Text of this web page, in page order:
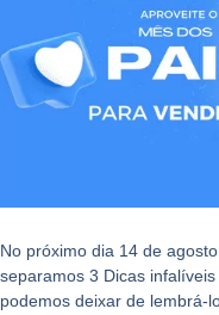
No próximo dia 14 de
separamos 3 Dicas
podemos deixar de lembrá-